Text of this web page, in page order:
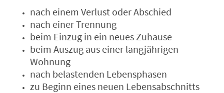
nach einem Verlust oder Abschied
nach einer Trennung
beim Einzug in ein neues Zuhause
beim Auszug aus einer langjährigen
Wohnung
nach belastenden Lebensphasen
zu Beginn eines neuen Lebensabschnitts